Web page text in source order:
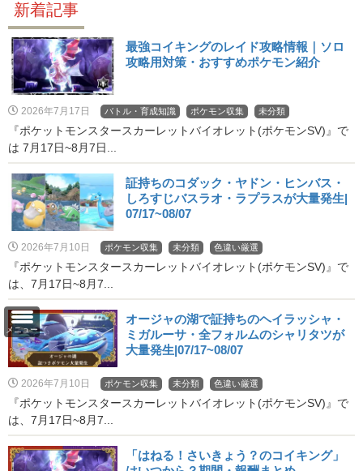
メニュー
新着記事
最強コイキングのレイド攻略情報｜ソロ
攻略用対策・おすすめポケモン紹介
2026年7月17日 バトル・育成知識 ポケモン収集 未分類
『ポケットモンスタースカーレットバイオレット(ポケモンSV)』で
は 7月17日~8月7日...
証持ちのコダック・ヤドン・ヒンバス・
しろすじバスラオ・ラプラスが大量発生|
07/17~08/07
2026年7月10日 ポケモン収集 未分類 色違い厳選
『ポケットモンスタースカーレットバイオレット(ポケモンSV)』で
は、7月17日~8月7...
オージャの湖で証持ちのヘイラッシャ・
ミガルーサ・全フォルムのシャリタツが
大量発生|07/17~08/07
2026年7月10日 ポケモン収集 未分類 色違い厳選
『ポケットモンスタースカーレットバイオレット(ポケモンSV)』で
は、7月17日~8月7...
「はねる！さいきょう？のコイキング」